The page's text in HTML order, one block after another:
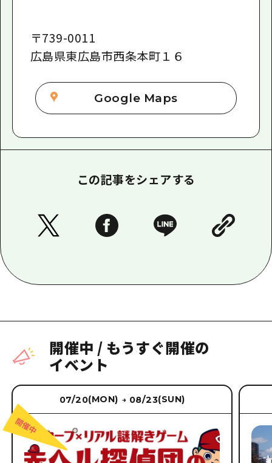
〒739-0011
広島県東広島市西条本町１６
Google Maps
この記事をシェアする
開催中 / もうすぐ開催の
イベント
07/20(MON) → 08/23(SUN)